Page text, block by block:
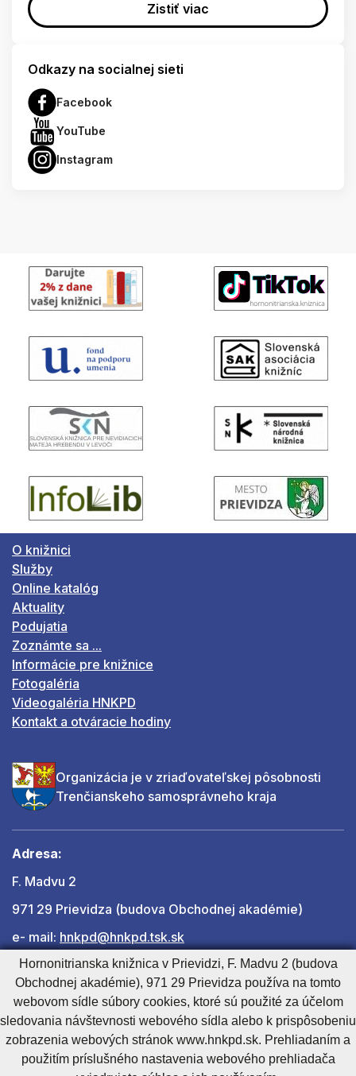
Zistiť viac
Odkazy na socialnej sieti
Facebook
YouTube
Instagram
O knižnici
Služby
Online katalóg
Aktuality
Podujatia
Zoznámte sa ...
Informácie pre knižnice
Fotogaléria
Videogaléria HNKPD
Kontakt a otváracie hodiny
Organizácia je v zriaďovateľskej pôsobnosti
Trenčianskeho samosprávneho kraja
Adresa:
F. Madvu 2
971 29 Prievidza (budova Obchodnej akadémie)
e- mail: hnkpd@hnkpd.tsk.sk
Ďalšie kontakty
Cookies nastavenieCookies - viac informáciíVyhlásenie o prístupnosti
Technický prevádzkovateľ
Správca obsahu
Hornonitrianska knižnica v Prievidzi, F. Madvu 2 (budova
Obchodnej akadémie), 971 29 Prievidza používa na tomto
webovom sídle súbory cookies, ktoré sú použité za účelom
sledovania návštevnosti webového sídla alebo k prispôsobeniu
zobrazenia webových stránok www.hnkpd.sk. Prehliadaním a
použitím príslušného nastavenia webového prehliadača